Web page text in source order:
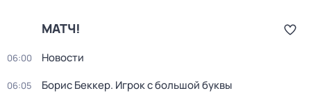
МАТЧ!
06:00 Новости
06:05 Борис Беккер. Игрок с большой буквы